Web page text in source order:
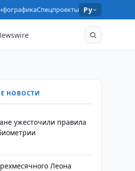
Спецпроекты Ру
НОВОСТИ
ужесточили правила
Леона